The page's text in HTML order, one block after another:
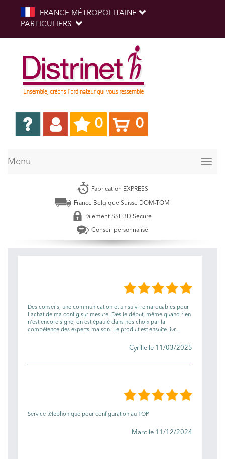
FRANCE MÉTROPOLITAINE
PARTICULIERS
0 0
Menu
Fabrication EXPRESS
France Belgique Suisse DOM-TOM
Paiement SSL 3D Secure
Conseil personnalisé
Des conseils, une communication et un suivi remarquables pour
l'achat de ma config sur mesure. Dès le début, même quand rien
n'est encore signé, on est épaulé dans nos choix par la
compétence des experts-maison. Le produit est ensuite livr...
Cyrille le 11/03/2025
Service téléphonique pour configuration au TOP
Marc le 11/12/2024